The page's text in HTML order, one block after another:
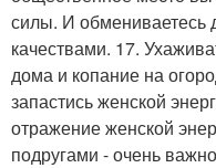
силы. И обмениваетесь
качествами. 17.
дома и копание на
запастись женской
отражение женской
подругами - очень